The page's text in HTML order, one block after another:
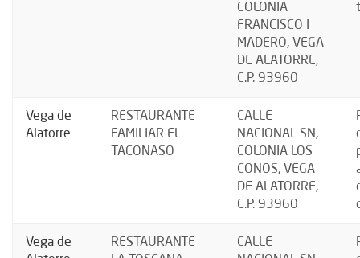
COLONIA
FRANCISCO I
MADERO, VEGA
DE ALATORRE,
C.P. 93960
Vega de
Alatorre
RESTAURANTE
FAMILIAR EL
TACONASO
CALLE
NACIONAL SN,
COLONIA LOS
CONOS, VEGA
DE ALATORRE,
C.P. 93960
Vega de
RESTAURANTE
CALLE